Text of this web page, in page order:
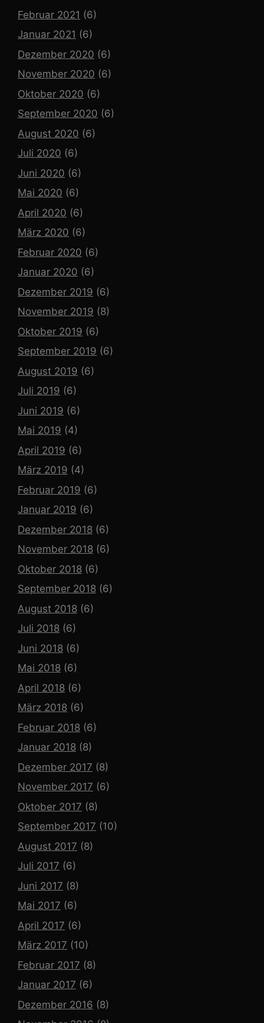
Februar 2021 (6)
Januar 2021 (6)
Dezember 2020 (6)
November 2020 (6)
Oktober 2020 (6)
September 2020 (6)
August 2020 (6)
Juli 2020 (6)
Juni 2020 (6)
Mai 2020 (6)
April 2020 (6)
März 2020 (6)
Februar 2020 (6)
Januar 2020 (6)
Dezember 2019 (6)
November 2019 (8)
Oktober 2019 (6)
September 2019 (6)
August 2019 (6)
Juli 2019 (6)
Juni 2019 (6)
Mai 2019 (4)
April 2019 (6)
März 2019 (4)
Februar 2019 (6)
Januar 2019 (6)
Dezember 2018 (6)
November 2018 (6)
Oktober 2018 (6)
September 2018 (6)
August 2018 (6)
Juli 2018 (6)
Juni 2018 (6)
Mai 2018 (6)
April 2018 (6)
März 2018 (6)
Februar 2018 (6)
Januar 2018 (8)
Dezember 2017 (8)
November 2017 (6)
Oktober 2017 (8)
September 2017 (10)
August 2017 (8)
Juli 2017 (6)
Juni 2017 (8)
Mai 2017 (6)
April 2017 (6)
März 2017 (10)
Februar 2017 (8)
Januar 2017 (6)
Dezember 2016 (8)